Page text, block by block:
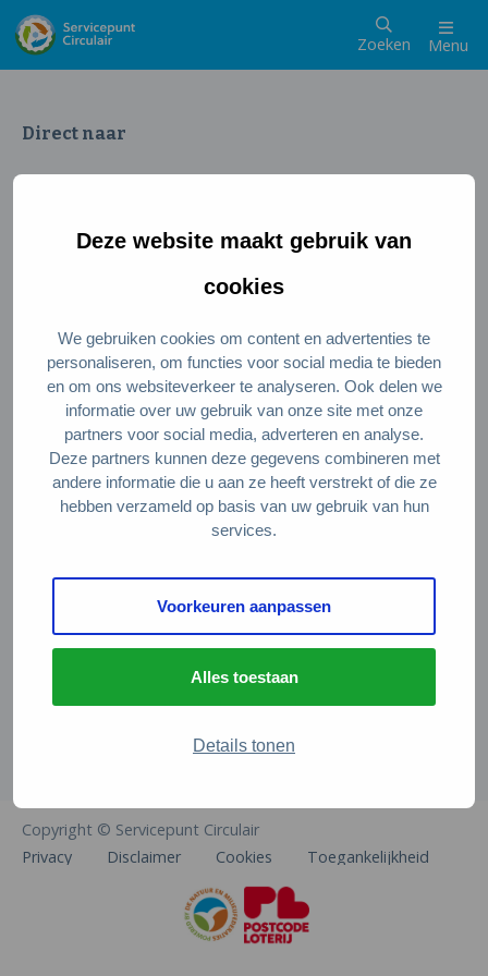
Deze website maakt gebruik van
cookies
We gebruiken cookies om content en advertenties te
personaliseren, om functies voor social media te bieden
en om ons websiteverkeer te analyseren. Ook delen we
informatie over uw gebruik van onze site met onze
partners voor social media, adverteren en analyse.
Deze partners kunnen deze gegevens combineren met
andere informatie die u aan ze heeft verstrekt of die ze
hebben verzameld op basis van uw gebruik van hun
services.
Voorkeuren aanpassen
Alles toestaan
Details tonen
Zoeken Menu
Direct naar
Wat is een circulaire samenleving
Meedoen als ondernemer
Circulaire producten en diensten
Wie zijn wij?
Over ons
Stel je vraag
Servicepunt Team
Veelgestelde vragen
De Natuur en Milieufederaties
Arthur van Schendelstraat 600
info@natuurenmilieufederaties.nl
Copyright © Servicepunt Circulair
Privacy
Disclaimer Cookies Toegankelijkheid